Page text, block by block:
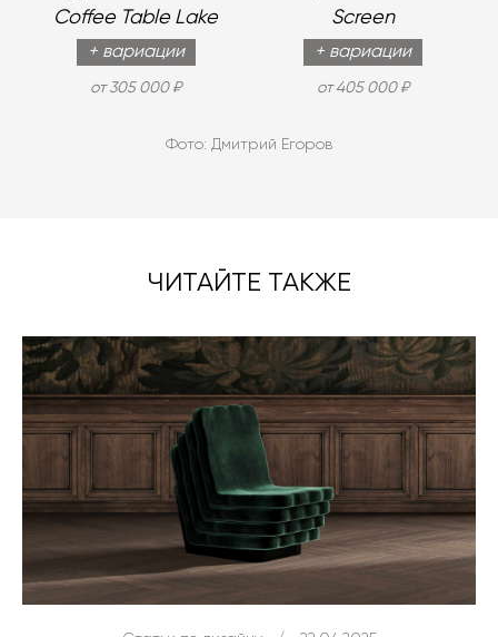
Coffee Table Lake
+ вариации
от 305 000 ₽
Screen
+ вариации
от 405 000 ₽
Фото: Дмитрий Егоров
ЧИТАЙТЕ ТАКЖЕ